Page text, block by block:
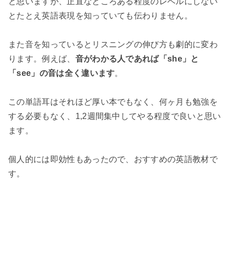
とたとえ英語表現を知っていても伝わりません。
また音を知っているとリスニングの伸び方も劇的に変わ
ります。例えば、 音がわかる人であれば「she」と
「see」の音は全く違います。
この単語耳はそれほど厚い本でもなく、何ヶ月も勉強を
する必要もなく、1,2週間集中してやる程度で良いと思い
ます。
個人的には即効性もあったので、おすすめの英語教材で
す。